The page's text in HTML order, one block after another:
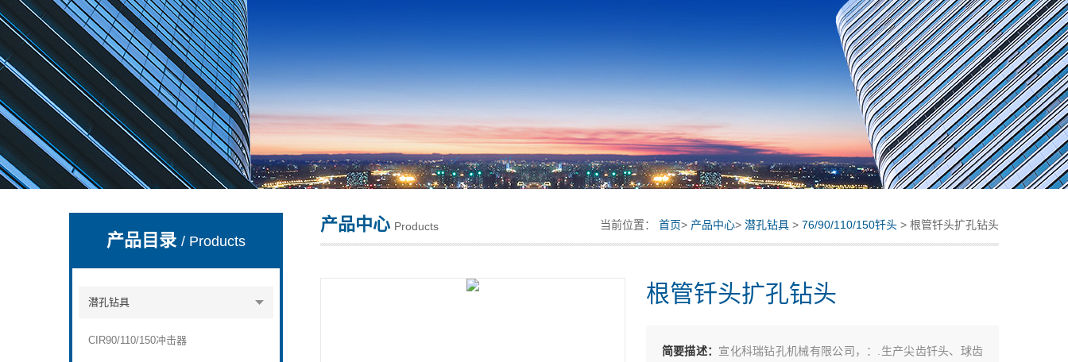
宣化县瑞科钻孔机械厂
产品目录/ Products
潜孔钻具
CIR90/110/150冲击器
产品中心 Products 当前位置： 首页> 产品中心> 潜孔钻具 > 76/90/110/150钎头 > 根管钎头扩孔钻头
根管钎头扩孔钻头
简要描述： 宣化科瑞钻孔机械有限公司，：.生产尖齿钎头、球齿